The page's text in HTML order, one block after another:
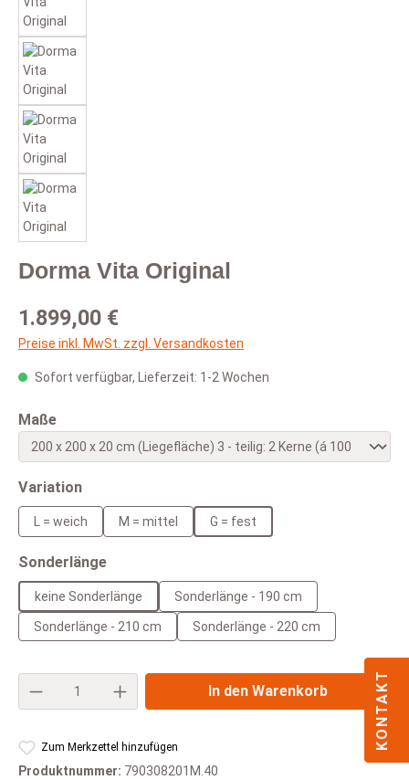
Dorma Vita Original
Regulärer Preis:
1.899,00 €
Preise inkl. MwSt. zzgl. Versandkosten
Sofort verfügbar, Lieferzeit: 1-2 Wochen
Maßeauswählen
Variationauswählen
L = weich M = mittel G = fest
Sonderlängeauswählen
keine Sonderlänge Sonderlänge - 190 cm
Sonderlänge - 210 cm Sonderlänge - 220 cm
Produkt Anzahl: Gib den gewünschten
In den Warenkorb
Zum Merkzettel hinzufügen
Produktnummer: 790308201M.40
KONTAKT